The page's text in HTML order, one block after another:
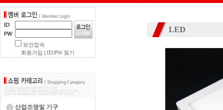
보안접속
회원가입
ID/PW 찾기
산업조명및 기구
LED